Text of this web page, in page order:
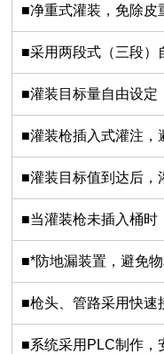
■净重式灌装，免除皮
■采用两段式（三段）
■灌装目标量自由设定
■灌装枪插入式灌注，
■灌装目标值到达后，
■当灌装枪未插入桶时
■*防地漏装置，避免
■枪头、管路采用快速
■系统采用PLC制作，